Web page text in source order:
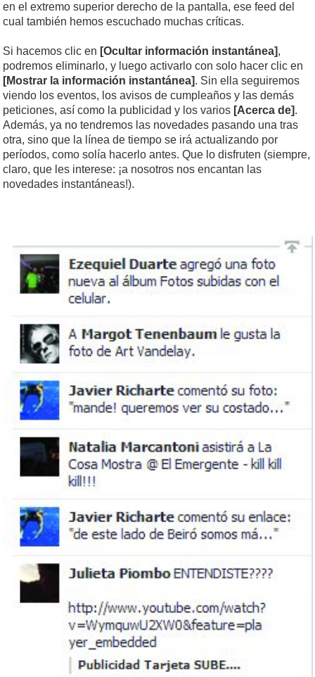
en el extremo superior derecho de la pantalla, ese feed del
cual también hemos escuchado muchas críticas.
Si hacemos clic en [Ocultar información instantánea],
podremos eliminarlo, y luego activarlo con solo hacer clic en
[Mostrar la información instantánea]. Sin ella segui­remos
viendo los eventos, los avisos de cum­pleaños y las demás
peticiones, así como la publicidad y los varios [Acerca de].
Además, ya no tendremos las novedades pasando una tras
otra, sino que la línea de tiempo se irá actualizando por
períodos, como solía hacerlo antes. Que lo disfruten (siempre,
claro, que les interese: ¡a nosotros nos encantan las
novedades instantáneas!).